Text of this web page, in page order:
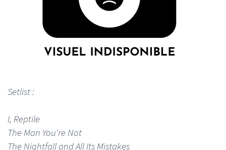
Setlist :
I, Reptile
The Man You're Not
The Nightfall and All Its Mistakes